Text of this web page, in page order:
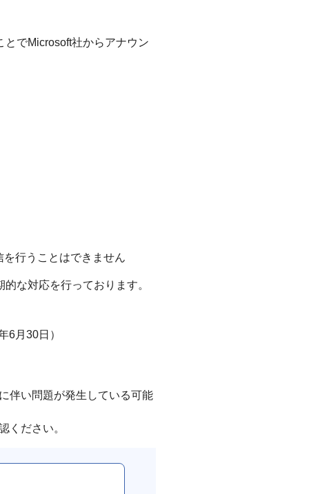
でMicrosoft社からアナウン
行うことはできません
な対応を行っております。
6月30日）
伴い問題が発生している可能
ください。